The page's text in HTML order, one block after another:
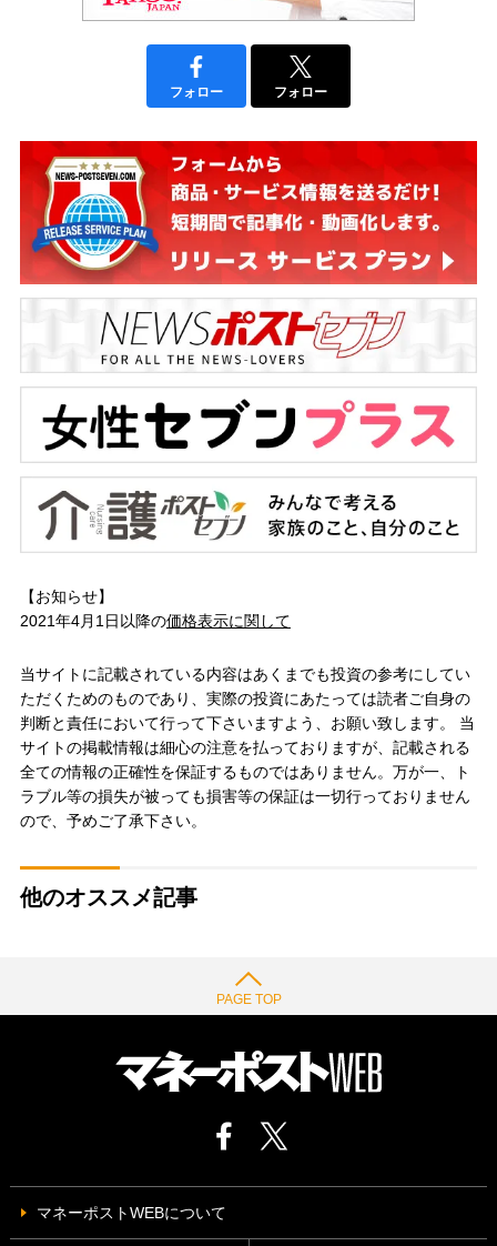
フォロー フォロー
【お知らせ】
2021年4月1日以降の価格表示に関して
当サイトに記載されている内容はあくまでも投資の参考にしてい
ただくためのものであり、実際の投資にあたっては読者ご自身の
判断と責任において行って下さいますよう、お願い致します。 当
サイトの掲載情報は細心の注意を払っておりますが、記載される
全ての情報の正確性を保証するものではありません。万が一、ト
ラブル等の損失が被っても損害等の保証は一切行っておりません
ので、予めご了承下さい。
他のオススメ記事
PAGE TOP
マネーポストWEBについて